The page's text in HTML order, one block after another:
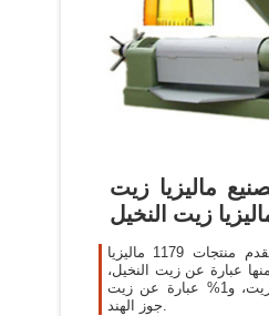
ماليزيا زيت
زيت النخيل
حول المنتج والموردين: يقدم منتجات 1179 ماليزيا
حوالي 38% منها عبارة عن زيت النخيل،
و23% عبارة عن معاصر زيت، و1% عبارة عن زيت
جوز الهند.